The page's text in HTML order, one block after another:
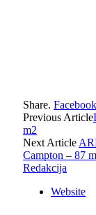
Share. Facebook
Previous Article
m2
Next Article
Campton – 87
Redakcija
Website